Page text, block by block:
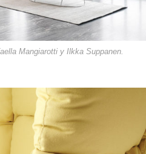
Mangiarotti y Ilkka Suppanen.